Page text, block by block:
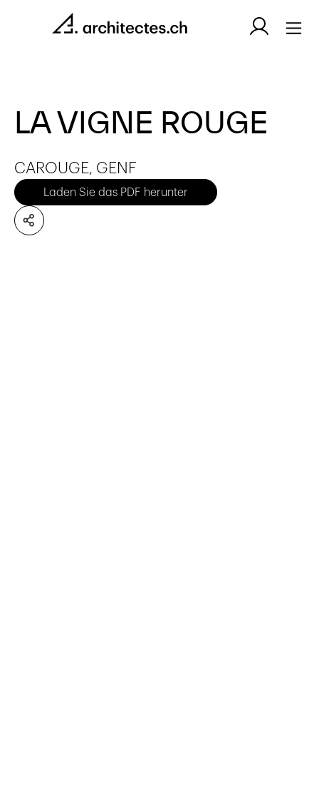
LA VIGNE ROUGE
CAROUGE, GENF
Laden Sie das PDF herunter